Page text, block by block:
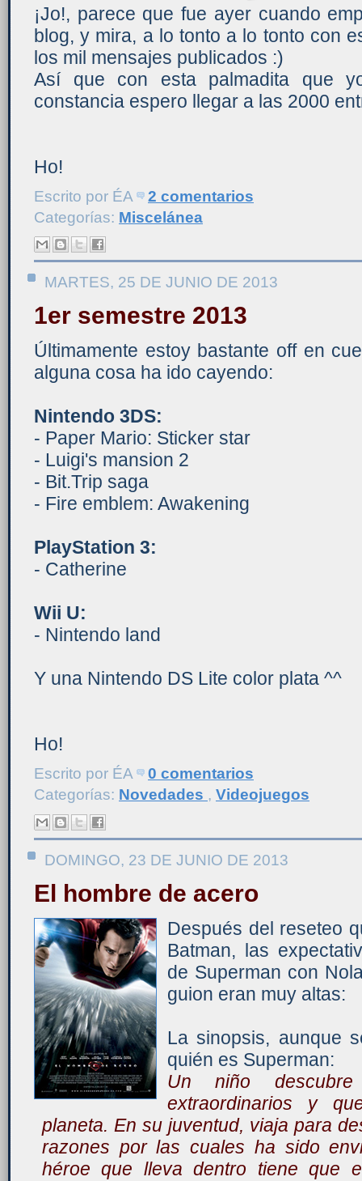
¡Jo!, parece que fue ayer cuando
blog, y mira, a lo tonto a lo tonto con
los mil mensajes publicados :)
Así que con esta palmadita que
constancia espero llegar a las 2000
Ho!
Escrito por ÉA
2 comentarios
Categorías: Miscelánea
MARTES, 25 DE JUNIO DE 2013
1er semestre 2013
Últimamente estoy bastante off en
alguna cosa ha ido cayendo:
Nintendo 3DS:
- Paper Mario: Sticker star
- Luigi's mansion 2
- Bit.Trip saga
- Fire emblem: Awakening
PlayStation 3:
- Catherine
Wii U:
- Nintendo land
Y una Nintendo DS Lite color plata ^^
Ho!
Escrito por ÉA
0 comentarios
Categorías: Novedades , Videojuegos
DOMINGO, 23 DE JUNIO DE 2013
El hombre de acero
Después del reseteo
Batman, las
de Superman con
guion eran muy altas:
La sinopsis, aunque
quién es Superman:
Un niño
extraordinarios y
planeta. En su juventud, viaja para
razones por las cuales ha sido
héroe que lleva dentro tiene que